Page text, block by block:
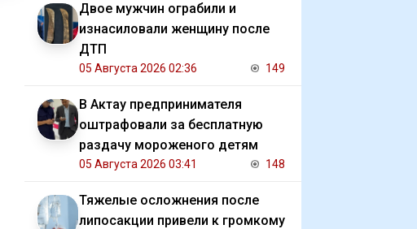
Двое мужчин ограбили и
изнасиловали женщину после
ДТП
05 Августа 2026 02:36 149
В Актау предпринимателя
оштрафовали за бесплатную
раздачу мороженого детям
05 Августа 2026 03:41 148
Тяжелые осложнения после
липосакции привели к громкому